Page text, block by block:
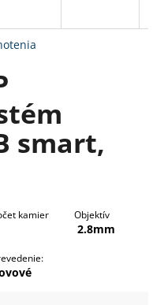
smart,
kamier Objektív
2.8mm